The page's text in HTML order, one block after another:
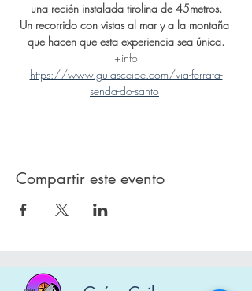
una recién instalada tirolina de 45metros.
Un recorrido con vistas al mar y a la montaña
que hacen que esta experiencia sea única.
+info
https://www.guiasceibe.com/via-ferrata-
senda-do-santo
Compartir este evento